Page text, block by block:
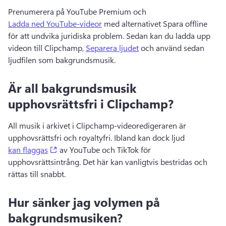
Prenumerera på YouTube Premium och
Ladda ned YouTube-videor med alternativet Spara offline
för att undvika juridiska problem. Sedan kan du ladda upp
videon till Clipchamp, Separera ljudet och använd sedan
ljudfilen som bakgrundsmusik.
Är all bakgrundsmusik
upphovsrättsfri i Clipchamp?
All musik i arkivet i Clipchamp-videoredigeraren är
upphovsrättsfri och royaltyfri. Ibland kan dock ljud
kan flaggas
(opens in a new tab)
av YouTube och TikTok för
upphovsrättsintrång. Det här kan vanligtvis bestridas och
rättas till snabbt.
Hur sänker jag volymen på
bakgrundsmusiken?